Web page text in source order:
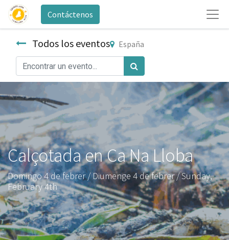
Contáctenos
Todos los eventos España
Calçotada en Ca Na Lloba
Domingo 4 de febrer / Diumenge 4 de febrer / Sunday,
February 4th